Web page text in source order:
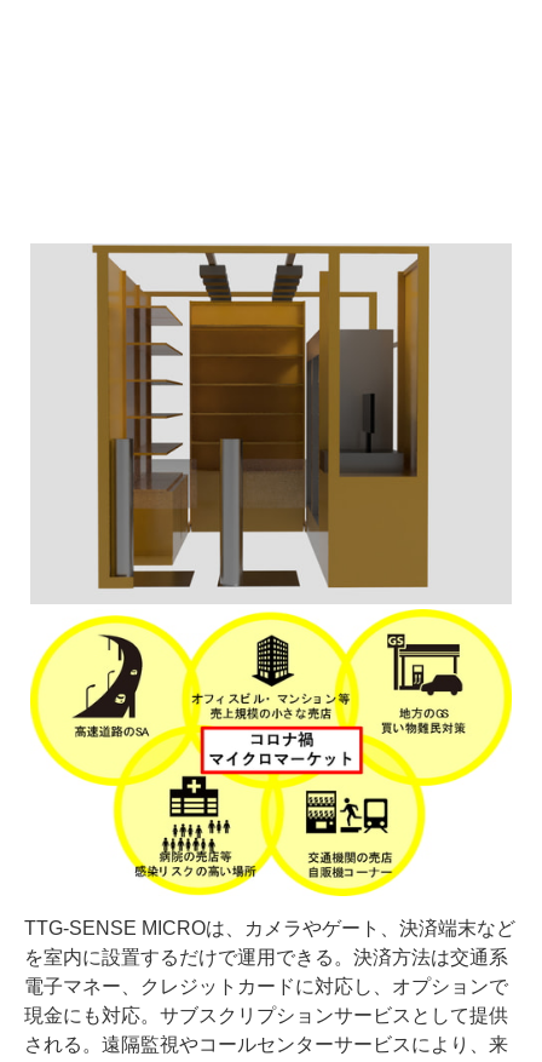
TTG-SENSE MICROは、カメラやゲート、決済端末など
を室内に設置するだけで運用できる。決済方法は交通系
電子マネー、クレジットカードに対応し、オプションで
現金にも対応。サブスクリプションサービスとして提供
される。遠隔監視やコールセンターサービスにより、来